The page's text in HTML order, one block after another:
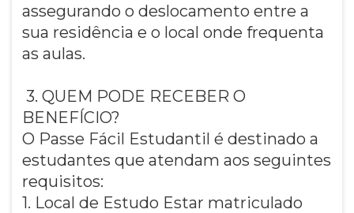
assegurando o deslocamento entre a
sua residência e o local onde frequenta
as aulas.
3. QUEM PODE RECEBER O
BENEFÍCIO?
O Passe Fácil Estudantil é destinado a
estudantes que atendam aos seguintes
requisitos:
1. Local de Estudo Estar matriculado